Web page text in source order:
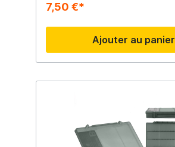
7,50 €*
Ajouter au panier